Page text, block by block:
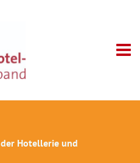
Hotellerie und